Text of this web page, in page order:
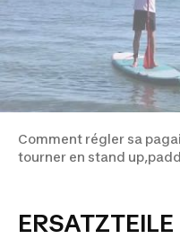
Comment régler sa
tourner en stand
ERSATZTEILE